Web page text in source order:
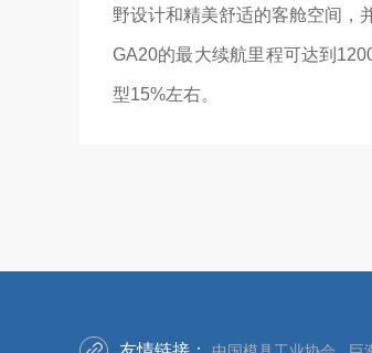
野设计和精美舒适的客舱空间，
GA20的最大续航里程可达到
型15%左右。